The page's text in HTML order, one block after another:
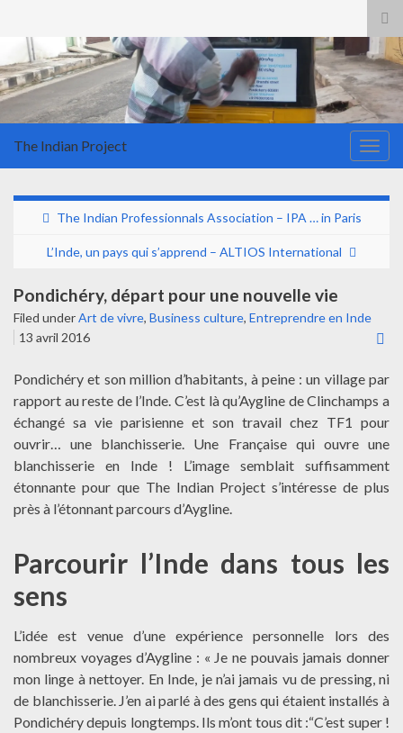
The Indian Project
The Indian Professionnals Association – IPA … in Paris
L’Inde, un pays qui s’apprend – ALTIOS International
Pondichéry, départ pour une nouvelle vie
Filed underArt de vivre, Business culture, Entreprendre en Inde
13 avril 2016
Pondichéry et son million d’habitants, à peine : un village par
rapport au reste de l’Inde. C’est là qu’Aygline de Clinchamps a
échangé sa vie parisienne et son travail chez TF1 pour
ouvrir… une blanchisserie. Une Française qui ouvre une
blanchisserie en Inde ! L’image semblait suffisamment
étonnante pour que The Indian Project s’intéresse de plus
près à l’étonnant parcours d’Aygline.
Parcourir l’Inde dans tous les
sens
L’idée est venue d’une expérience personnelle lors des
nombreux voyages d’Aygline : « Je ne pouvais jamais donner
mon linge à nettoyer. En Inde, je n’ai jamais vu de pressing, ni
de blanchisserie. J’en ai parlé à des gens qui étaient installés à
Pondichéry depuis longtemps. Ils m’ont tous dit :“C’est super !